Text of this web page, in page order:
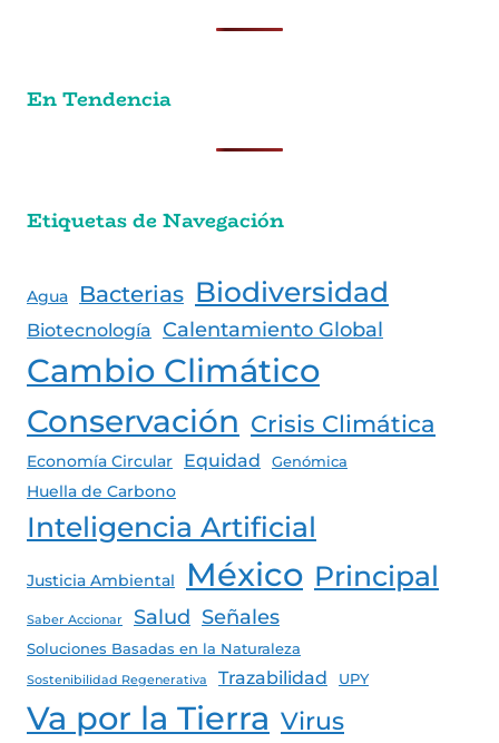
En Tendencia
Etiquetas de Navegación
Agua Bacterias Biodiversidad
Biotecnología Calentamiento Global
Cambio Climático
Conservación Crisis Climática
Economía Circular Equidad Genómica
Huella de Carbono
Inteligencia Artificial
Justicia Ambiental México Principal
Saber Accionar Salud Señales
Soluciones Basadas en la Naturaleza
Sostenibilidad Regenerativa Trazabilidad UPY
Va por la Tierra Virus